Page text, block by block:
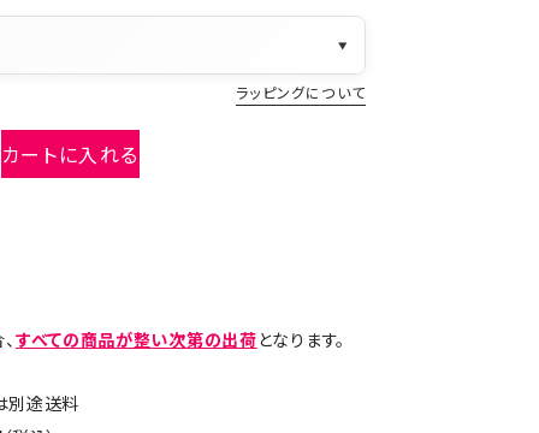
▼
ラッピングについて
カートに入れる
すべての商品が整い次第の出荷となります。
別途送料